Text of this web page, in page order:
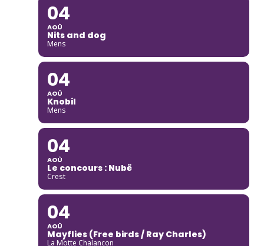
04
AOÛ
Nits and dog
Mens
04
AOÛ
Knobil
Mens
04
AOÛ
Le concours : Nubë
Crest
04
AOÛ
Mayflies (Free birds / Ray Charles)
La Motte Chalancon